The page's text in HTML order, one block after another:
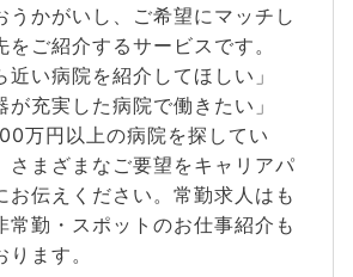
うかがいし、ご希望にマッチし
をご紹介するサービスです。
近い病院を紹介してほしい」
が充実した病院で働きたい」
万円以上の病院を探してい
さまざまなご要望をキャリアパ
お伝えください。常勤求人はも
常勤・スポットのお仕事紹介も
ます。